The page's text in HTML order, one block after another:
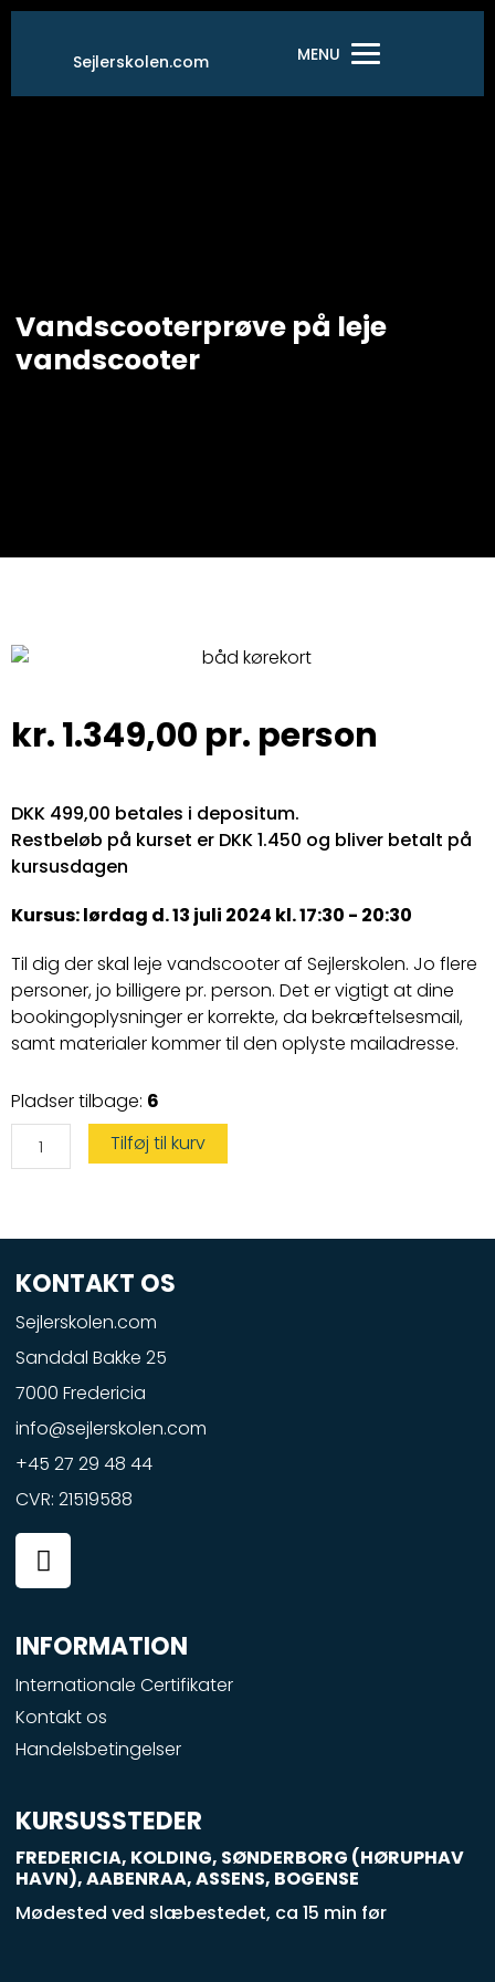
Gå
indholdetSejlerskolen.com MENU
Vandscooterprøve på leje
vandscooter
kr.1.349,00 pr. person
DKK 499,00 betales i depositum.
Restbeløb på kurset er DKK 1.450 og bliver betalt på
kursusdagen
Kursus: lørdag d. 13 juli 2024 kl. 17:30 - 20:30
Til dig der skal leje vandscooter af Sejlerskolen. Jo flere
personer, jo billigere pr. person. Det er vigtigt at dine
bookingoplysninger er korrekte, da bekræftelsesmail,
samt materialer kommer til den oplyste mailadresse.
Pladser tilbage: 6
Vandscooterprøve
på
leje
antal Tilføj til kurv
KONTAKT OS
Sejlerskolen.com
Sanddal Bakke 25
7000 Fredericia
info@sejlerskolen.com
+45 27 29 48 44
CVR: 21519588
F
a
c
e
b
o
o
k
-
q
u
a
r
INFORMATION
Internationale Certifikater
Kontakt os
Handelsbetingelser
KURSUSSTEDER
FREDERICIA, KOLDING, SØNDERBORG (HØRUPHAV
HAVN), AABENRAA, ASSENS, BOGENSE
Mødested ved slæbestedet, ca 15 min før